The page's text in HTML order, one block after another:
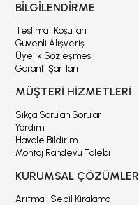
BİLGİLENDİRME
Teslimat Koşulları
Güvenli Alışveriş
Üyelik Sözleşmesi
Garanti Şartları
MÜŞTERİ HİZMETLERİ
Sıkça Sorulan Sorular
Yardım
Havale Bildirim
Montaj Randevu Talebi
KURUMSAL ÇÖZÜMLER
Arıtmalı Sebil Kiralama